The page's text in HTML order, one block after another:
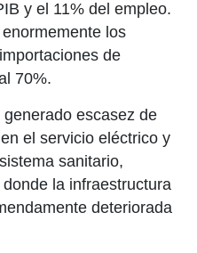
y el 11% del empleo.
los
de
al 70%.
escasez de
el servicio eléctrico y
sanitario,
la infraestructura
deteriorada